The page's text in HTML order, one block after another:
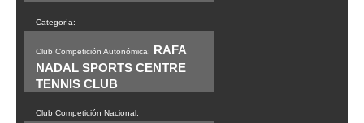
Categoría:
Club Competición Autonómica: RAFA
NADAL SPORTS CENTRE
TENNIS CLUB
Club Competición Nacional: